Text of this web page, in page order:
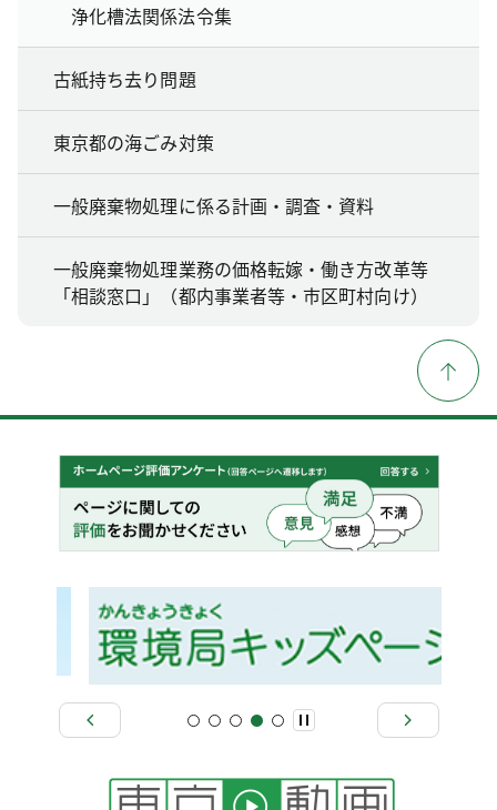
浄化槽法関係法令集
古紙持ち去り問題
東京都の海ごみ対策
一般廃棄物処理に係る計画・調査・資料
一般廃棄物処理業務の価格転嫁・働き方改革等
「相談窓口」（都内事業者等・市区町村向け）